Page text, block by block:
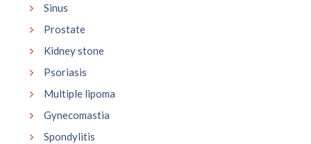
Sinus
Prostate
Kidney stone
Psoriasis
Multiple lipoma
Gynecomastia
Spondylitis